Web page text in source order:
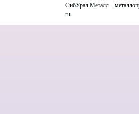
СибУрал Металл –
ru